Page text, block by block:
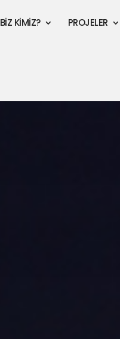
BİZ KİMİZ? PROJELER